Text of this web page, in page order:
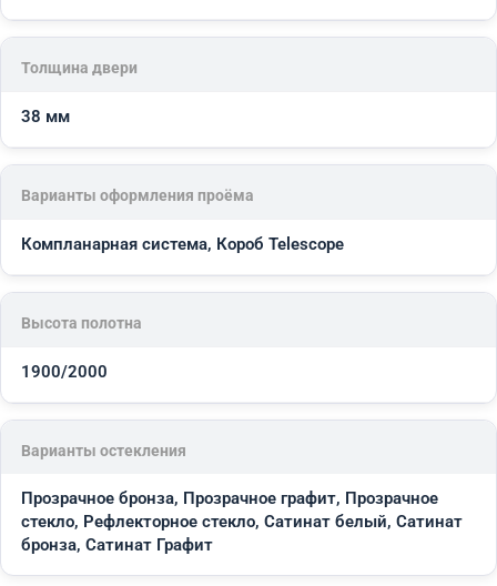
Толщина двери
38 мм
Варианты оформления проёма
Компланарная система, Короб Telescope
Высота полотна
1900/2000
Варианты остекления
Прозрачное бронза, Прозрачное графит, Прозрачное
стекло, Рефлекторное стекло, Сатинат белый, Сатинат
бронза, Сатинат Графит